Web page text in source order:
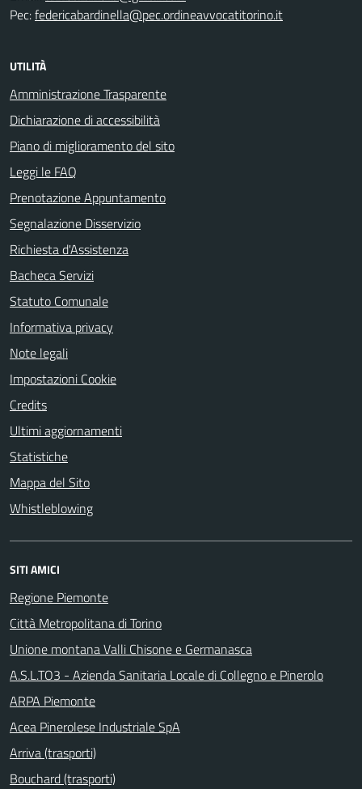
Pec:federicabardinella@pec.ordineavvocatitorino.it
UTILITÀ
Amministrazione Trasparente
Dichiarazione di accessibilità
Piano di miglioramento del sito
Leggi le FAQ
Prenotazione Appuntamento
Segnalazione Disservizio
Richiesta d'Assistenza
Bacheca Servizi
Statuto Comunale
Informativa privacy
Note legali
Impostazioni Cookie
Credits
Ultimi aggiornamenti
Statistiche
Mappa del Sito
Whistleblowing
SITI AMICI
Regione Piemonte
Città Metropolitana di Torino
Unione montana Valli Chisone e Germanasca
A.S.L.TO3 - Azienda Sanitaria Locale di Collegno e Pinerolo
ARPA Piemonte
Acea Pinerolese Industriale SpA
Arriva (trasporti)
Bouchard (trasporti)